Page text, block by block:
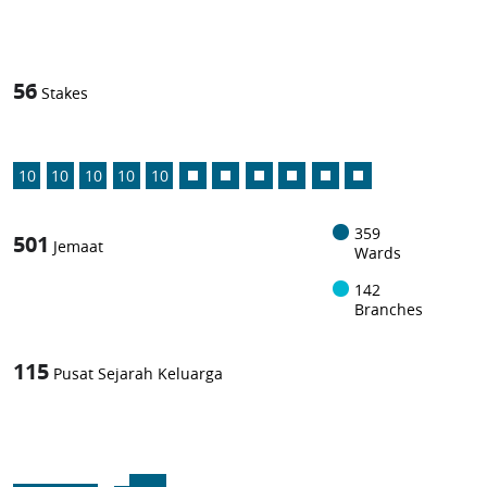
56 Stakes
10 10 10 10 10
501 Jemaat
359
Wards
142
Branches
115 Pusat Sejarah Keluarga